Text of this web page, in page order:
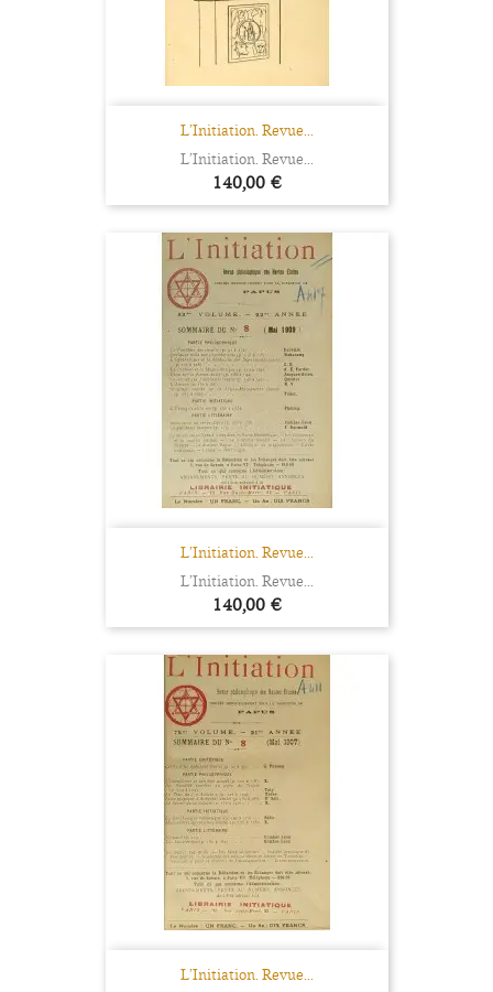
L’Initiation. Revue...
L’Initiation. Revue...
Prix
140,00 €
L’Initiation. Revue...
L’Initiation. Revue...
Prix
140,00 €
L’Initiation. Revue...